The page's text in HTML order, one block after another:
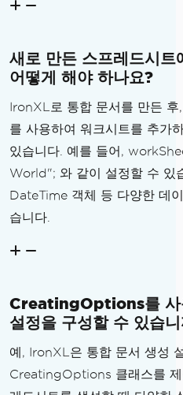
새로 만든 스프레드시트
어떻게 해야 하나요?
IronXL로 통합 문서를 만든
를 사용하여 워크시트를 추가
있습니다. 예를 들어,
World"; 와 같이 설정할 수 있
DateTime 객체 등 다양한 데
습니다.
CreatingOptions를 사
설정을 구성할 수 있습
예, IronXL은 통합 문서 생성
CreatingOptions 클래스를 제